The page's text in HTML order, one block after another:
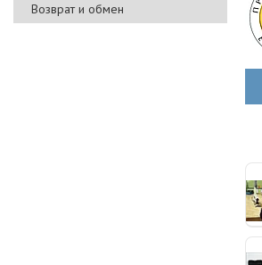
Возврат и обмен